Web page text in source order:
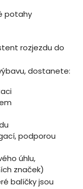
potahy
rozjezdu do
dostanete:
podporou
úhlu,
značek)
balíčky jsou